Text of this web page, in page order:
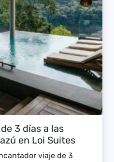
3 días a las
en Loi Suites
viaje de 3